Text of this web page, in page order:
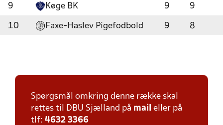
9 Køge BK 9 9
10 Faxe-Haslev Pigefodbold 9 8
Spørgsmål omkring denne række skal
rettes til DBU Sjælland på mail eller på
tlf: 4632 3366